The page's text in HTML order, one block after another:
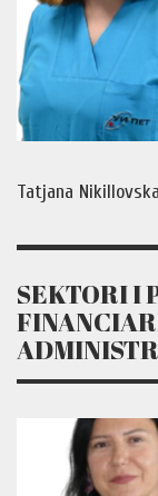
Tatjana Nikillovska
SEKTORI I